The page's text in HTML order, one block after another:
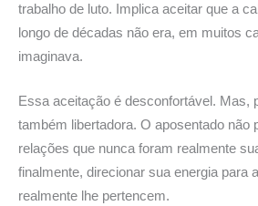
trabalho de luto. Implica aceitar que a
longo de décadas não era, em muitos
imaginava.
Essa aceitação é desconfortável. Mas,
também libertadora. O aposentado não
relações que nunca foram realmente
finalmente, direcionar sua energia para
realmente lhe pertencem.